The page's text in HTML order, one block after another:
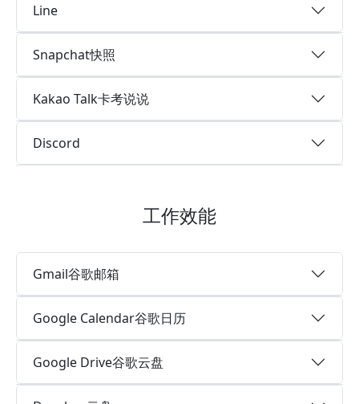
Line
Snapchat快照
Kakao Talk卡考说说
Discord
工作效能
Gmail谷歌邮箱
Google Calendar谷歌日历
Google Drive谷歌云盘